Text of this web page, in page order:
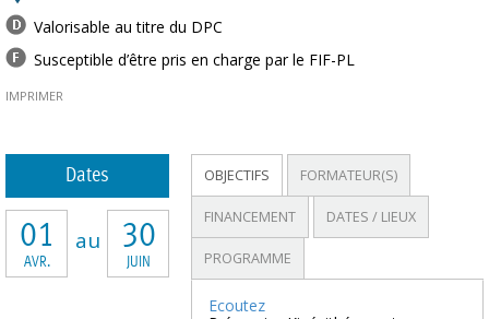
Valorisable au titre du DPC
Susceptible d’être pris en charge par le FIF-PL
IMPRIMER
Dates
01
AVR.
30
JUIN
au
OBJECTIFS FORMATEUR(S)
FINANCEMENT DATES / LIEUX
PROGRAMME
Ecoutez